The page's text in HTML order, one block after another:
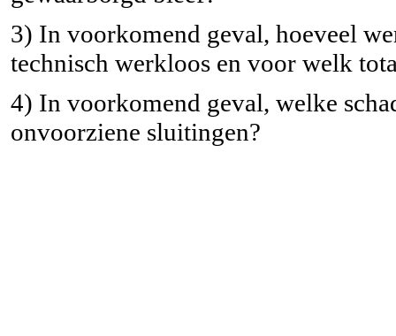
3) In voorkomend geval, hoeveel
technisch werkloos en voor welk
4) In voorkomend geval, welke
onvoorziene sluitingen?